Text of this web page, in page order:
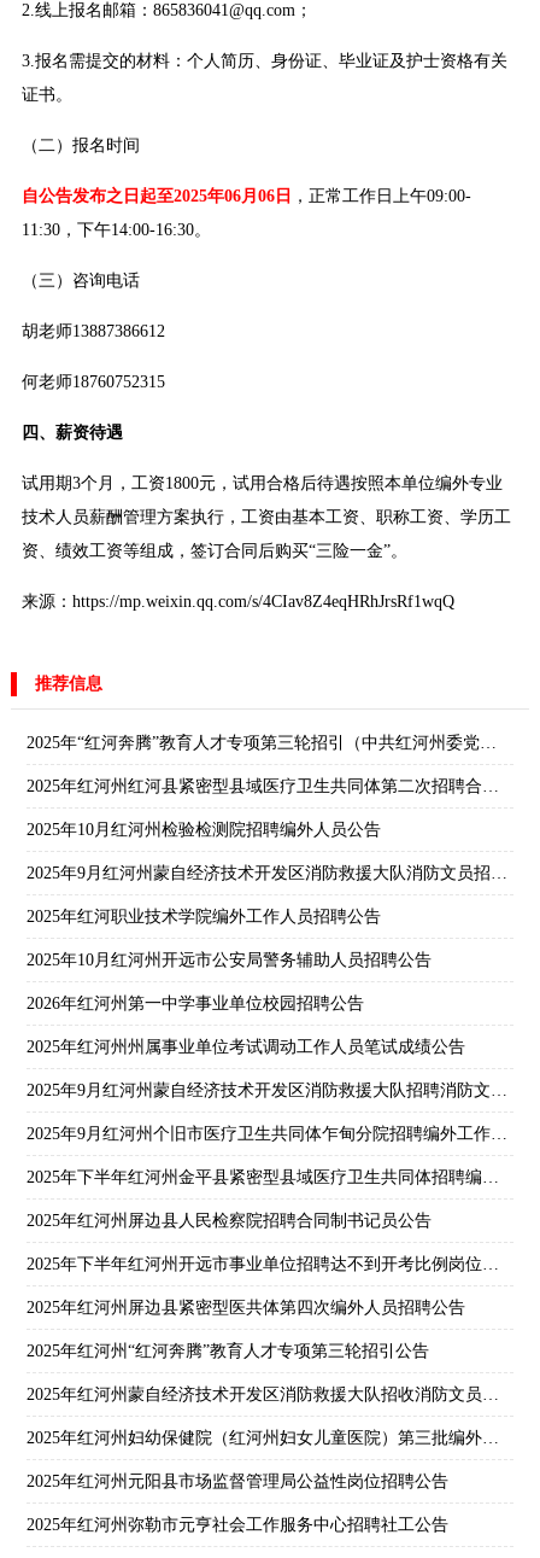
2.线上报名邮箱：865836041@qq.com；
3.报名需提交的材料：个人简历、身份证、毕业证及护士资格有关
证书。
（二）报名时间
自公告发布之日起至2025年06月06日 ，正常工作日上午09:00-
11:30，下午14:00-16:30。
（三）咨询电话
胡老师13887386612
何老师18760752315
四、薪资待遇
试用期3个月，工资1800元，试用合格后待遇按照本单位编外专业
技术人员薪酬管理方案执行，工资由基本工资、职称工资、学历工
资、绩效工资等组成，签订合同后购买“三险一金”。
来源：https://mp.weixin.qq.com/s/4CIav8Z4eqHRhJrsRf1wqQ
推荐信息
2025年“红河奔腾”教育人才专项第三轮招引（中共红河州委党校）面试公告
2025年红河州红河县紧密型县域医疗卫生共同体第二次招聘合同制人员公告
2025年10月红河州检验检测院招聘编外人员公告
2025年9月红河州蒙自经济技术开发区消防救援大队消防文员招聘总成绩公示
2025年红河职业技术学院编外工作人员招聘公告
2025年10月红河州开远市公安局警务辅助人员招聘公告
2026年红河州第一中学事业单位校园招聘公告
2025年红河州州属事业单位考试调动工作人员笔试成绩公告
2025年9月红河州蒙自经济技术开发区消防救援大队招聘消防文员面试通知
2025年9月红河州个旧市医疗卫生共同体乍甸分院招聘编外工作人员公告
2025年下半年红河州金平县紧密型县域医疗卫生共同体招聘编外人员公告
2025年红河州屏边县人民检察院招聘合同制书记员公告
2025年下半年红河州开远市事业单位招聘达不到开考比例岗位公告
2025年红河州屏边县紧密型医共体第四次编外人员招聘公告
2025年红河州“红河奔腾”教育人才专项第三轮招引公告
2025年红河州蒙自经济技术开发区消防救援大队招收消防文员公告
2025年红河州妇幼保健院（红河州妇女儿童医院）第三批编外人员招聘公告
2025年红河州元阳县市场监督管理局公益性岗位招聘公告
2025年红河州弥勒市元亨社会工作服务中心招聘社工公告